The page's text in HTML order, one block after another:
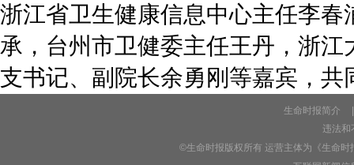
浙江省卫生健康信息中心主任李
承，台州市卫健委主任王丹，浙
支书记、副院长余勇刚等嘉宾，
生命时报简介
违法和
©生命时报版权所有 运营主体为《生命